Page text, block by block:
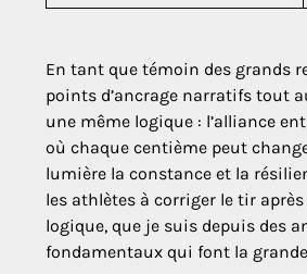
En tant que témoin des grands
points d’ancrage narratifs tout
une même logique : l’alliance
où chaque centième peut
lumière la constance et la
les athlètes à corriger le tir
logique, que je suis depuis des
fondamentaux qui font la